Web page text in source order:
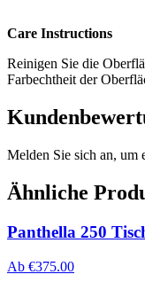
Care Instructions
Reinigen Sie die
Farbechtheit der
Melden Sie sich an, um
Ähnliche
Panthella 250
Ab €375.00